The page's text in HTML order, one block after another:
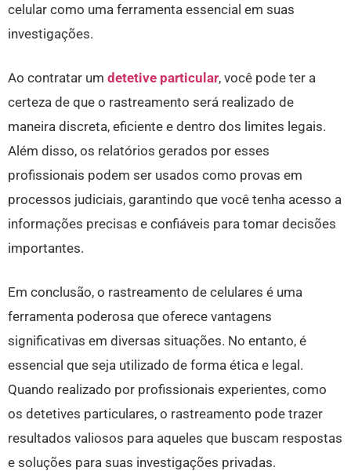
celular como uma ferramenta essencial em suas
investigações.
Ao contratar um detetive particular, você pode ter a
certeza de que o rastreamento será realizado de
maneira discreta, eficiente e dentro dos limites legais.
Além disso, os relatórios gerados por esses
profissionais podem ser usados como provas em
processos judiciais, garantindo que você tenha acesso a
informações precisas e confiáveis para tomar decisões
importantes.
Em conclusão, o rastreamento de celulares é uma
ferramenta poderosa que oferece vantagens
significativas em diversas situações. No entanto, é
essencial que seja utilizado de forma ética e legal.
Quando realizado por profissionais experientes, como
os detetives particulares, o rastreamento pode trazer
resultados valiosos para aqueles que buscam respostas
e soluções para suas investigações privadas.